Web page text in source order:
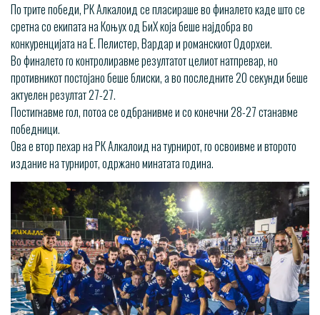
По трите победи, РК Алкалоид се пласираше во финалето каде што се
сретна со екипата на Коњух од БиХ која беше најдобра во
конкуренцијата на Е. Пелистер, Вардар и романскиот Одорхеи.
Во финалето го контролиравме резултатот целиот натпревар, но
противникот постојано беше блиски, а во последните 20 секунди беше
актуелен резултат 27-27.
Постигнавме гол, потоа се одбранивме и со конечни 28-27 станавме
победници.
Ова е втор пехар на РК Алкалоид на турнирот, го освоивме и второто
издание на турнирот, одржано минатата година.